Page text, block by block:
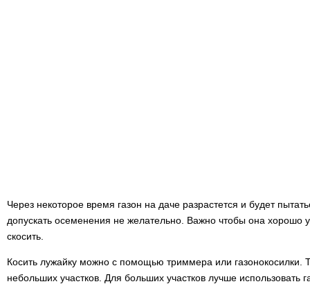
Через некоторое время газон на даче разрастется и будет
допускать осеменения не желательно. Важно чтобы она хорошо
скосить.
Косить лужайку можно с помощью триммера или газонокосилки.
небольших участков. Для больших участков лучше использовать